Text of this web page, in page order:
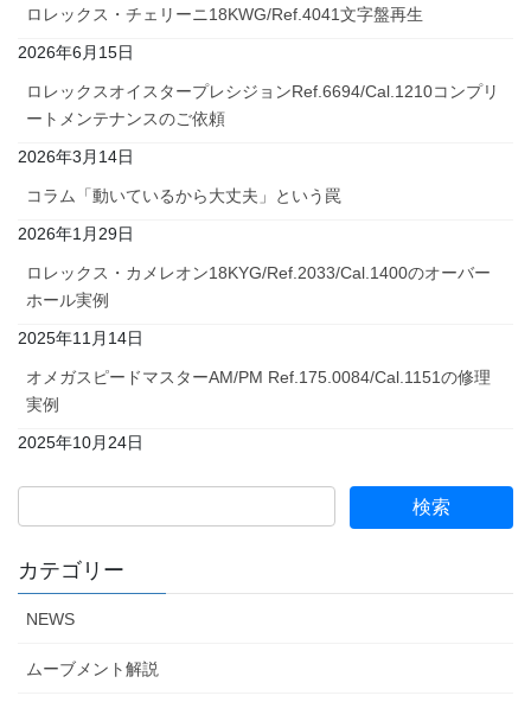
ロレックス・チェリーニ18KWG/Ref.4041文字盤再生
2026年6月15日
ロレックスオイスタープレシジョンRef.6694/Cal.1210コンプリ
ートメンテナンスのご依頼
2026年3月14日
コラム「動いているから大丈夫」という罠
2026年1月29日
ロレックス・カメレオン18KYG/Ref.2033/Cal.1400のオーバー
ホール実例
2025年11月14日
オメガスピードマスターAM/PM Ref.175.0084/Cal.1151の修理
実例
2025年10月24日
カテゴリー
NEWS
ムーブメント解説